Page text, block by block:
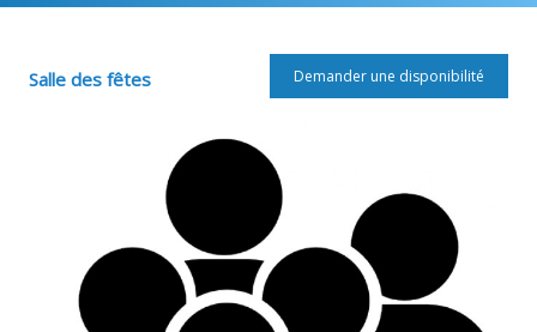
Demander une disponibilité
Salle des fêtes